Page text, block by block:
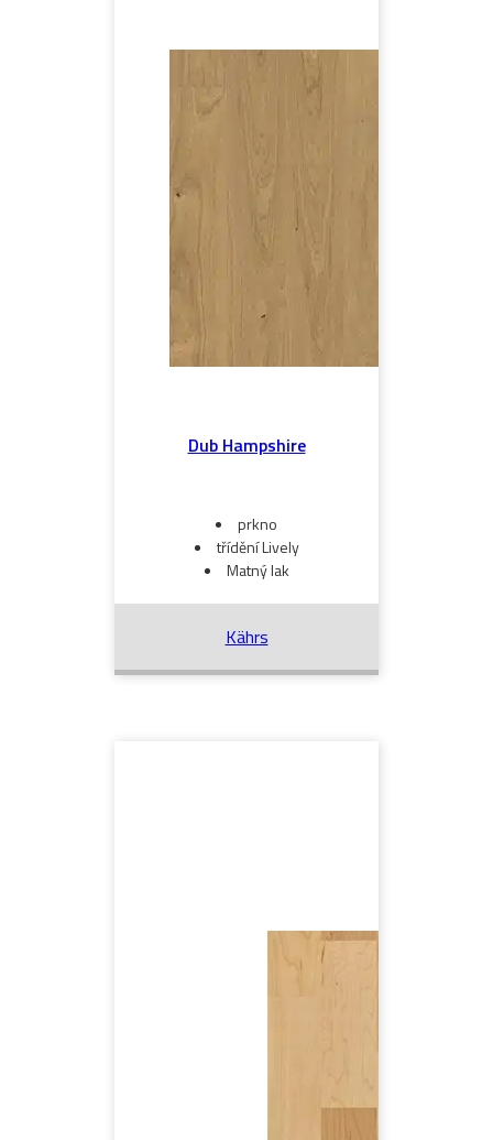
Dub Hampshire
prkno
třídění Lively
Matný lak
Kährs